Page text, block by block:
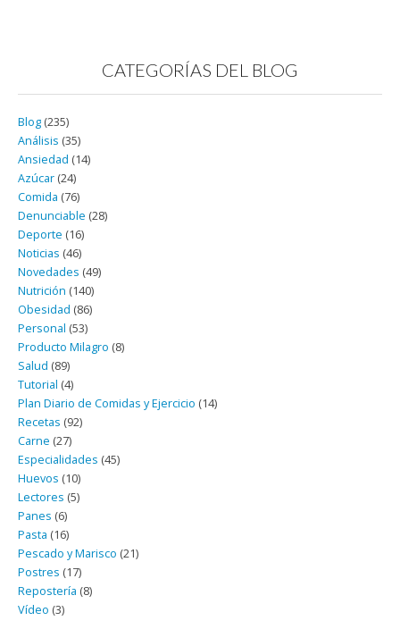
CATEGORÍAS DEL BLOG
Blog (235)
Análisis (35)
Ansiedad (14)
Azúcar (24)
Comida (76)
Denunciable (28)
Deporte (16)
Noticias (46)
Novedades (49)
Nutrición (140)
Obesidad (86)
Personal (53)
Producto Milagro (8)
Salud (89)
Tutorial (4)
Plan Diario de Comidas y Ejercicio (14)
Recetas (92)
Carne (27)
Especialidades (45)
Huevos (10)
Lectores (5)
Panes (6)
Pasta (16)
Pescado y Marisco (21)
Postres (17)
Repostería (8)
Vídeo (3)